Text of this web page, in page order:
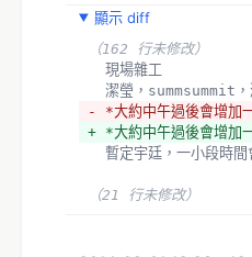
顯示 diff
（162 行未修改）
  現場雜工
潔瑩，summsummit，
- *大約中午過後會增加
+ *大約中午過後會增加
暫定宇廷，一小段時
（21 行未修改）